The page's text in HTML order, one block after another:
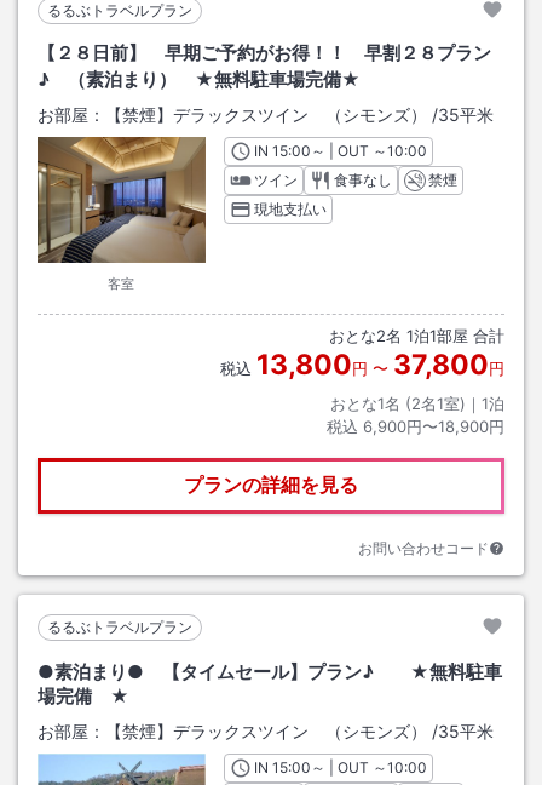
るるぶトラベルプラン
【２８日前】 早期ご予約がお得！！ 早割２８プラン
♪ （素泊まり） ★無料駐車場完備★
お部屋： 【禁煙】デラックスツイン （シモンズ） /35平米
客室
INチェックイン
15:00 ～ | OUT チェックアウト
～10:00
ツイン
食事なし
禁煙
現地支払い
おとな2名 1泊1部屋 合計
税込 13,800円 〜 37,800円
おとな1名 (2名1室)｜ 1泊
税込 6,900円〜18,900円
プランの詳細を見る
お問い合わせコード
るるぶトラベルプラン
●素泊まり● 【タイムセール】プラン♪ ★無料駐車
場完備 ★
お部屋： 【禁煙】デラックスツイン （シモンズ） /35平米
INチェックイン
15:00 ～ | OUT チェックアウト
～10:00